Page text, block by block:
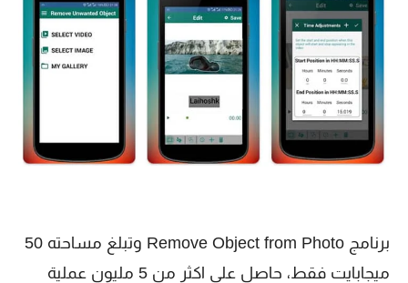
برنامج Remove Object from Photo وتبلغ مساحته 50
ميجابايت فقط، حاصل على اكثر من 5 مليون عملية